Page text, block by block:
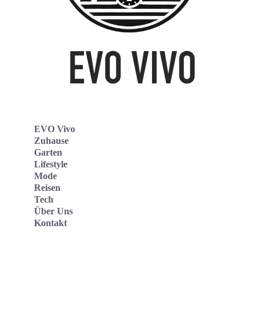
EVO Vivo
Zuhause
Garten
Lifestyle
Mode
Reisen
Tech
Über Uns
Kontakt